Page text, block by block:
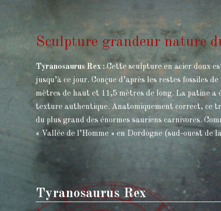
Sculpture grandeur nature
Tyranosaurus Rex :Cette sculpture en acier doux
jusqu’à ce jour. Conçue d’après les restes fossiles
mètres de haut et 11,5 mètres de long. La patine a
texture authentique. Anatomiquement correct, ce
du plus grand des énormes sauriens carnivores.
« Vallée de l’Homme » en Dordogne (sud-ouest de
Tyranosaurus Rex